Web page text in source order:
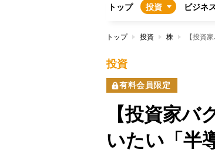
トップ 投資 ビジネ
トップ 投資 株
投資
有料会員限定
【投資家バ
いたい「半